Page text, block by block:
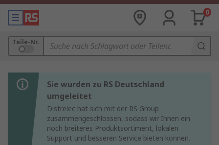
0
Teile-Nr.
Sie wurden zu RS Deutschland
umgeleitet
Distrelec hat sich mit der RS Group
zusammengeschlossen, sodass wir Ihnen ein
noch breiteres Produktsortiment, lokalen
Support und besseren Service bieten können.